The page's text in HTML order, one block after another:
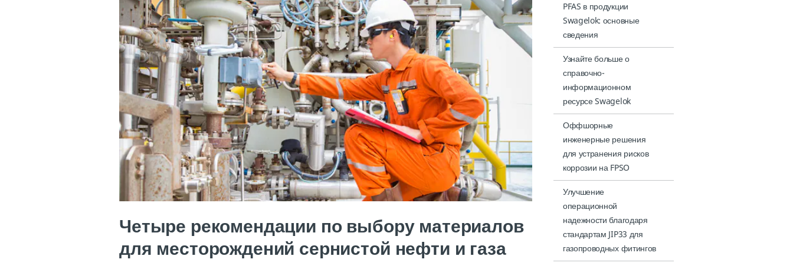
PFAS в продукции
Swagelok: основные
сведения
Узнайте больше о
справочно-
информационном
ресурсе Swagelok
Оффшорные
инженерные решения
для устранения рисков
коррозии на FPSO
Улучшение
операционной
надежности благодаря
стандартам JIP33 для
газопроводных фитингов
Четыре рекомендации по выбору материалов
для месторождений сернистой нефти и газа